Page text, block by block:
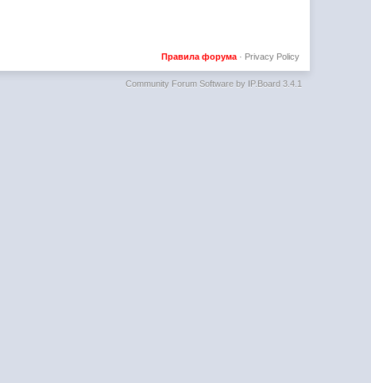
Privacy Policy
Правила форума·
Community Forum Software by IP.Board 3.4.1